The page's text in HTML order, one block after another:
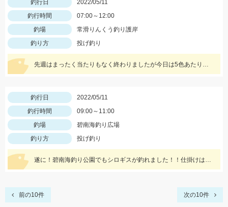
釣行日
2022/05/11
釣行時間
07:00～12:00
釣場
常滑りんくう釣り護岸
釣り方
投げ釣り
先週はまったく当たりもなく終わりましたが今日は5色あたりで釣れました。ちょい投げではまだ難しいですがそろそろきてます！
釣行日
2022/05/11
釣行時間
09:00～11:00
釣場
碧南海釣り広場
釣り方
投げ釣り
遂に！碧南海釣り公園でもシロギスが釣れました！！仕掛けは船でもちょい投げでも使いやすい「師崎沖船キス仕掛け」！えさは石ゴカイがオススメ♪
前の10件 次の10件